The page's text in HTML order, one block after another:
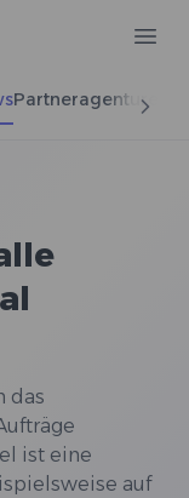
Partneragenturen
das
ist eine
auf